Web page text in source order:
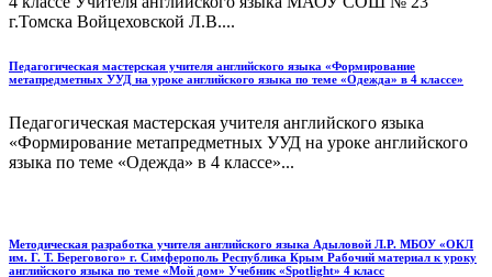
г.Томска Войцеховской Л.В....
Педагогическая мастерская учителя английского языка «Формирование
метапредметных УУД на уроке английского языка по теме «Одежда» в 4 классе»
Педагогическая мастерская учителя английского языка
«Формирование метапредметных УУД на уроке английского
языка по теме «Одежда» в 4 классе»...
Методическая разработка учителя английского языка Адыловой Л.Р. МБОУ «ОКЛ
им. Г. Т. Берегового» г. Симферополь Республика Крым Рабочий материал к уроку
английского языка по теме «Мой дом» Учебник «Spotlight» 4 класс